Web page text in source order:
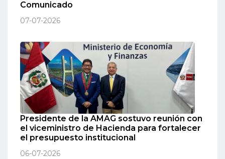
Comunicado
07-07-2026
Presidente de la AMAG sostuvo reunión con
el viceministro de Hacienda para fortalecer
el presupuesto institucional
06-07-2026